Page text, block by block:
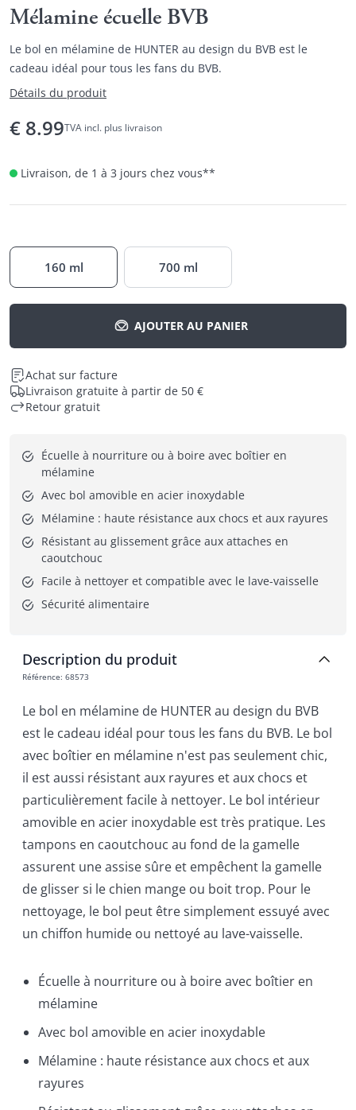
Mélamine écuelle BVB
Le bol en mélamine de HUNTER au design du BVB est le
cadeau idéal pour tous les fans du BVB.
Détails du produit
€ 8.99TVA incl. plus livraison
Livraison, de 1 à 3 jours chez vous**
160 ml 700 ml
AJOUTER AU PANIER
Achat sur facture
Livraison gratuite à partir de 50 €
Retour gratuit
Écuelle à nourriture ou à boire avec boîtier en
mélamine
Avec bol amovible en acier inoxydable
Mélamine : haute résistance aux chocs et aux rayures
Résistant au glissement grâce aux attaches en
caoutchouc
Facile à nettoyer et compatible avec le lave-vaisselle
Sécurité alimentaire
Description du produit
Référence: 68573
Le bol en mélamine de HUNTER au design du BVB
est le cadeau idéal pour tous les fans du BVB. Le bol
avec boîtier en mélamine n'est pas seulement chic,
il est aussi résistant aux rayures et aux chocs et
particulièrement facile à nettoyer. Le bol intérieur
amovible en acier inoxydable est très pratique. Les
tampons en caoutchouc au fond de la gamelle
assurent une assise sûre et empêchent la gamelle
de glisser si le chien mange ou boit trop. Pour le
nettoyage, le bol peut être simplement essuyé avec
un chiffon humide ou nettoyé au lave-vaisselle.
Écuelle à nourriture ou à boire avec boîtier en
mélamine
Avec bol amovible en acier inoxydable
Mélamine : haute résistance aux chocs et aux
rayures